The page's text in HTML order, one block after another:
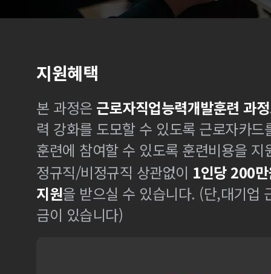
지원혜택
본 과정은 근로자직업능력개발훈련 과정
력 강화를 도모할 수 있도록 근로자카
훈련에 참여할 수 있도록 훈련비용을 지
정규직/비정규직 상관없이 1인당 200
지원을 받으실 수 있습니다. (단,대기업
금이 있습니다)